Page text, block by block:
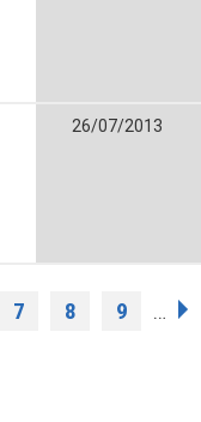
26/07/2013
7 8 9 …